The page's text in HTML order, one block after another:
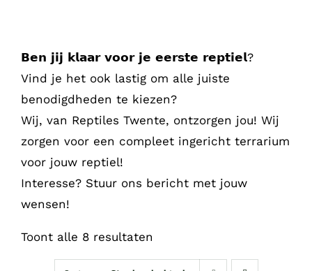
𝗕𝗲𝗻 𝗷𝗶𝗷 𝗸𝗹𝗮𝗮𝗿 𝘃𝗼𝗼𝗿 𝗷𝗲 𝗲𝗲𝗿𝘀𝘁𝗲 𝗿𝗲𝗽𝘁𝗶𝗲𝗹?
Vind je het ook lastig om alle juiste
benodigdheden te kiezen?
Wij, van Reptiles Twente, ontzorgen jou! Wij
zorgen voor een compleet ingericht terrarium
voor jouw reptiel!
Interesse? Stuur ons bericht met jouw
wensen!
Toont alle 8 resultaten